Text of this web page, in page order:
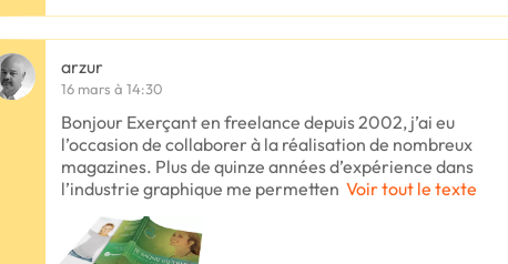
arzur
16 mars à 14:30
Bonjour Exerçant en freelance depuis 2002, j’ai eu
l’occasion de collaborer à la réalisation de nombreux
magazines. Plus de quinze années d’expérience dans
l’industrie graphique me permetten Voir tout le texte